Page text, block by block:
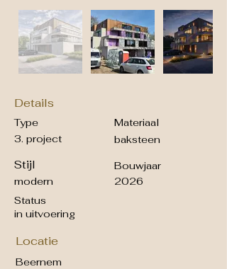
Details
Type
3. project
Stijl
modern
Materiaal
baksteen
Bouwjaar
2026
Status
in uitvoering
Locatie
Beernem